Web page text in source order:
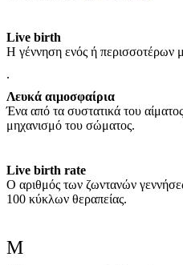
Live birth
H γέννηση ενός ή περισσοτέρων
.
Λευκά αιμοσφαίρια
Ένα από τα συστατικά του
μηχανισμό του σώματος.
Live birth rate
Ο αριθμός των ζωντανών
100 κύκλων θεραπείας.
Μ